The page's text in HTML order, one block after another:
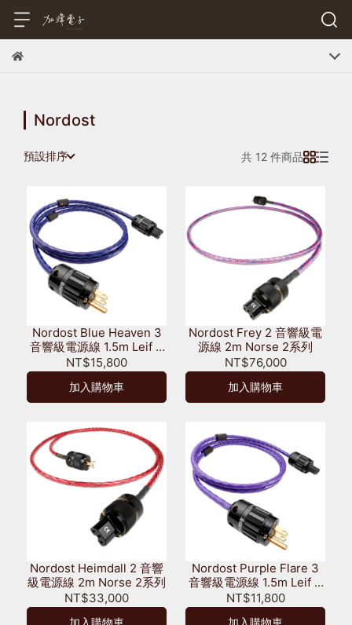
Nordost
預設排序 共 12 件商品
Nordost Blue Heaven 3
音響級電源線 1.5m Leif 3
系列
NT$15,800
加入購物車
Nordost Frey 2 音響級電
源線 2m Norse 2系列
NT$76,000
加入購物車
Nordost Heimdall 2 音響
級電源線 2m Norse 2系列
NT$33,000
加入購物車
Nordost Purple Flare 3
音響級電源線 1.5m Leif 3
系列
NT$11,800